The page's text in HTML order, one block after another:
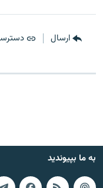
ارسال
به ما بپیوندید